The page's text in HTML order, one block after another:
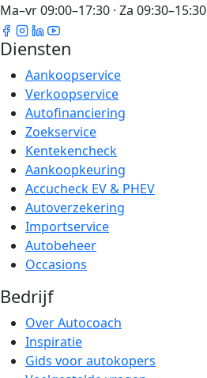
Ma–vr 09:00–17:30 · Za 09:30–15:30
Diensten
Aankoopservice
Verkoopservice
Autofinanciering
Zoekservice
Kentekencheck
Aankoopkeuring
Accucheck EV & PHEV
Autoverzekering
Importservice
Autobeheer
Occasions
Bedrijf
Over Autocoach
Inspiratie
Gids voor autokopers